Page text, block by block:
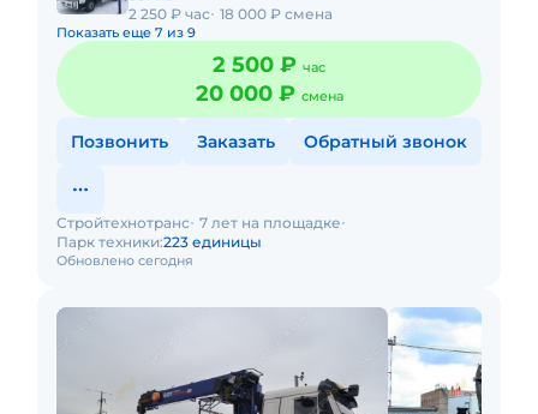
2 250 ₽ час 18 000 ₽ смена
Показать еще 7 из 9
2 500 ₽ час
20 000 ₽ смена
Позвонить Заказать Обратный звонок
Обновлено сегодня
Стройтехнотранс 7 лет на площадке
Парк техники:223 единицы